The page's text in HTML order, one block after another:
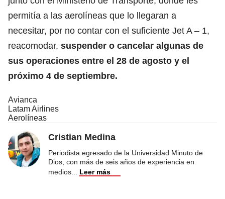
permitía a las aerolíneas que lo llegaran a
necesitar, por no contar con el suficiente Jet A – 1,
reacomodar, suspender o cancelar algunas de
sus operaciones entre el 28 de agosto y el
próximo 4 de septiembre.
Avianca
Latam Airlines
Aerolíneas
Cristian Medina
Periodista egresado de la Universidad Minuto de
Dios, con más de seis años de experiencia en
medios
Leer más